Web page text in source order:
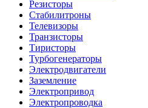
Резисторы
Стабилитроны
Телевизоры
Транзисторы
Тиристоры
Турбогенераторы
Электродвигатели
Заземление
Электропривод
Электропроводка